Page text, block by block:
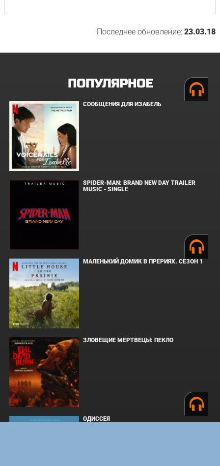
Последнее обновление:23.03.18
ПОПУЛЯРНОЕ
СООБЩЕНИЯ ДЛЯ ИЗАБЕЛЬ
SPIDER-MAN: BRAND NEW DAY TRAILER
MUSIC - SINGLE
МАЛЕНЬКИЙ ДОМИК В ПРЕРИЯХ. СЕЗОН 1
ЗЛОВЕЩИЕ МЕРТВЕЦЫ: ПЕКЛО
ОДИССЕЯ